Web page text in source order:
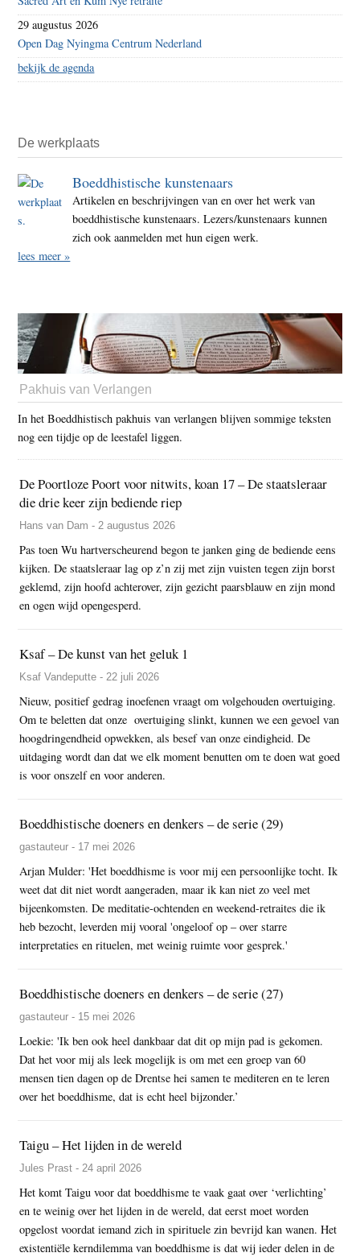
29 augustus 2026
Open Dag Nyingma Centrum Nederland
bekijk de agenda
De werkplaats
Boeddhistische kunstenaars
Artikelen en beschrijvingen van en over het werk van
boeddhistische kunstenaars. Lezers/kunstenaars kunnen
zich ook aanmelden met hun eigen werk.
lees meer »
Pakhuis van Verlangen
In het Boeddhistisch pakhuis van verlangen blijven sommige teksten
nog een tijdje op de leestafel liggen.
De Poortloze Poort voor nitwits, koan 17 – De staatsleraar
die drie keer zijn bediende riep
Hans van Dam - 2 augustus 2026
Pas toen Wu hartverscheurend begon te janken ging de bediende eens
kijken. De staatsleraar lag op z’n zij met zijn vuisten tegen zijn borst
geklemd, zijn hoofd achterover, zijn gezicht paarsblauw en zijn mond
en ogen wijd opengesperd.
Ksaf – De kunst van het geluk 1
Ksaf Vandeputte - 22 juli 2026
Nieuw, positief gedrag inoefenen vraagt om volgehouden overtuiging.
Om te beletten dat onze overtuiging slinkt, kunnen we een gevoel van
hoogdringendheid opwekken, als besef van onze eindigheid. De
uitdaging wordt dan dat we elk moment benutten om te doen wat goed
is voor onszelf en voor anderen.
Boeddhistische doeners en denkers – de serie (29)
gastauteur - 17 mei 2026
Arjan Mulder: 'Het boeddhisme is voor mij een persoonlijke tocht. Ik
weet dat dit niet wordt aangeraden, maar ik kan niet zo veel met
bijeenkomsten. De meditatie-ochtenden en weekend-retraites die ik
heb bezocht, leverden mij vooral 'ongeloof op – over starre
interpretaties en rituelen, met weinig ruimte voor gesprek.'
Boeddhistische doeners en denkers – de serie (27)
gastauteur - 15 mei 2026
Loekie: 'Ik ben ook heel dankbaar dat dit op mijn pad is gekomen.
Dat het voor mij als leek mogelijk is om met een groep van 60
mensen tien dagen op de Drentse hei samen te mediteren en te leren
over het boeddhisme, dat is echt heel bijzonder.’
Taigu – Het lijden in de wereld
Jules Prast - 24 april 2026
Het komt Taigu voor dat boeddhisme te vaak gaat over ‘verlichting’
en te weinig over het lijden in de wereld, dat eerst moet worden
opgelost voordat iemand zich in spirituele zin bevrijd kan wanen. Het
existentiële kerndilemma van boeddhisme is dat wij ieder delen in de